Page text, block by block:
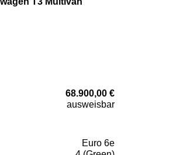
68.900,00 €
ausweisbar
Euro 6e